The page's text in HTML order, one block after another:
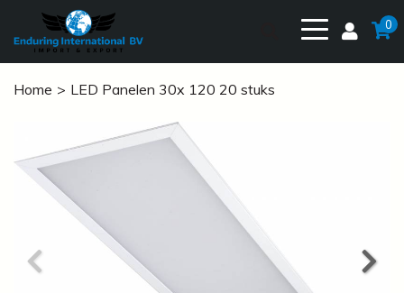
0
Home LED Panelen 30x 120 20 stuks